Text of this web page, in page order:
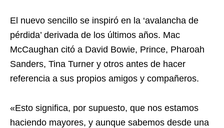
El nuevo sencillo se inspiró en la ‘avalancha de
pérdida’ derivada de los últimos años. Mac
McCaughan citó a David Bowie, Prince, Pharoah
Sanders, Tina Turner y otros antes de hacer
referencia a sus propios amigos y compañeros.
«Esto significa, por supuesto, que nos estamos
haciendo mayores, y aunque sabemos desde una